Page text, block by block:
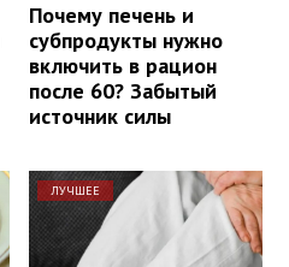
Почему печень и
субпродукты нужно
включить в рацион
после 60? Забытый
источник силы
ЛУЧШЕЕ